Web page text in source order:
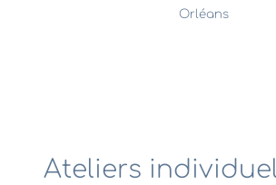
Orléans
Ateliers